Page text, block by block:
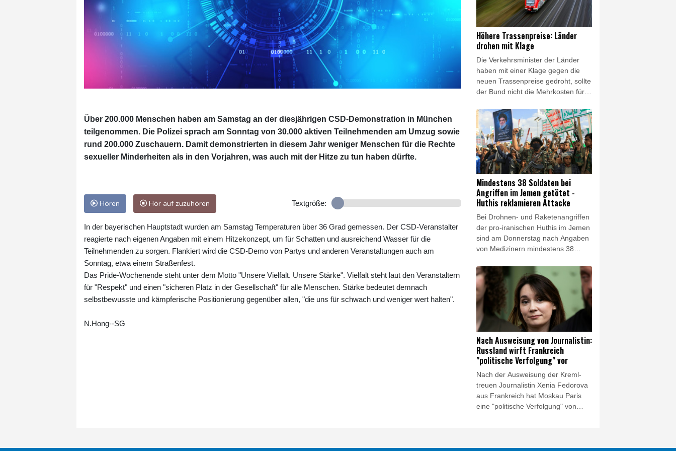
Über 200.000 Menschen haben am Samstag an der diesjährigen CSD-Demonstration in München
teilgenommen. Die Polizei sprach am Sonntag von 30.000 aktiven Teilnehmenden am Umzug sowie
rund 200.000 Zuschauern. Damit demonstrierten in diesem Jahr weniger Menschen für die Rechte
sexueller Minderheiten als in den Vorjahren, was auch mit der Hitze zu tun haben dürfte.
Hören Hör auf zuzuhören Textgröße:
In der bayerischen Hauptstadt wurden am Samstag Temperaturen über 36 Grad gemessen. Der CSD-Veranstalter
reagierte nach eigenen Angaben mit einem Hitzekonzept, um für Schatten und ausreichend Wasser für die
Teilnehmenden zu sorgen. Flankiert wird die CSD-Demo von Partys und anderen Veranstaltungen auch am
Sonntag, etwa einem Straßenfest.
Das Pride-Wochenende steht unter dem Motto "Unsere Vielfalt. Unsere Stärke". Vielfalt steht laut den Veranstaltern
für "Respekt" und einen "sicheren Platz in der Gesellschaft" für alle Menschen. Stärke bedeutet demnach
selbstbewusste und kämpferische Positionierung gegenüber allen, "die uns für schwach und weniger wert halten".
N.Hong--SG
mit den meisten Todesopfern seit
vier Jahren. Die Huthis reklamierten
die Angriffe für sich. Die
jemenitische Regierung kündigte
Vergeltung an.
Höhere Trassenpreise: Länder
drohen mit Klage
Die Verkehrsminister der Länder
haben mit einer Klage gegen die
neuen Trassenpreise gedroht, sollte
der Bund nicht die Mehrkosten für
Schienenmaut übernehmen. "Wir
senden heute gemeinsam ein
Signal der Geschlossenheit: Die
massiven Trassenpreissteigerungen
sind so nicht akzeptabel", erklärte
Bayerns Verkehrsminister Christian
Bernreiter nach einer digitalen
Verkehrsministerkonferenz. "Da der
Bund bisher nicht bereit ist, die
Mehrkosten auszugleichen, sind die
Länder bei weiterer Weigerung des
Bundes gezwungen zu klagen."
Mindestens 38 Soldaten bei
Angriffen im Jemen getötet -
Huthis reklamieren Attacke
Bei Drohnen- und Raketenangriffen
der pro-iranischen Huthis im Jemen
sind am Donnerstag nach Angaben
von Medizinern mindestens 38
Die Huthis reklamierten die Attacken
für sich, einem jemenitischen
Militärvertreter zufolge richteten sie
sich gegen Armeelager im Zentrum
des Landes und nahe der Grenze
zu Saudi-Arabien.
Nach Ausweisung von Journalistin:
Russland wirft Frankreich
"politische Verfolgung" vor
Nach der Ausweisung der Kreml-
treuen Journalistin Xenia Fedorova
aus Frankreich hat Moskau Paris
eine "politische Verfolgung" von
bezeichnet, worauf Versuche folgen,